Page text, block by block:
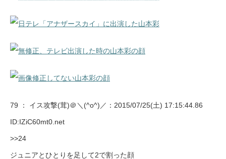
79 ： イス攻撃(茸)＠＼(^o^)／ ：2015/07/25(土) 17:15:44.86
ID:IZiC60mt0.net
>>24
ジュニアとひとりを足して2で割った顔